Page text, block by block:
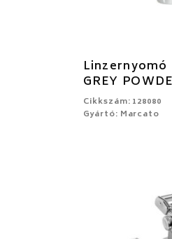
Linzernyomó
GREY
Cikkszám: 128080
Gyártó: Marcato